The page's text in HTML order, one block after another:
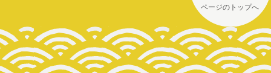
ページのトップへ